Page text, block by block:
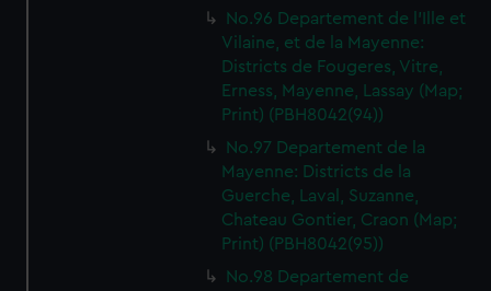
No.96 Departement de l'Ille et
Vilaine, et de la Mayenne:
Districts de Fougeres, Vitre,
Erness, Mayenne, Lassay (Map;
Print) (PBH8042(94))
No.97 Departement de la
Mayenne: Districts de la
Guerche, Laval, Suzanne,
Chateau Gontier, Craon (Map;
Print) (PBH8042(95))
No.98 Departement de